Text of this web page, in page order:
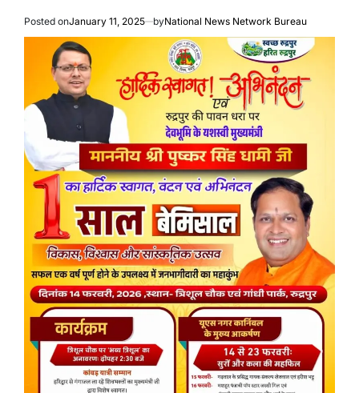
Posted onJanuary 11, 2025 byNational News Network Bureau